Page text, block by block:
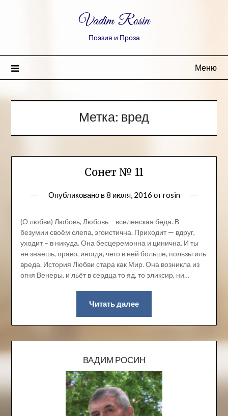
Vadim Rosin
Поэзия и Проза
Меню
Метка: вред
Сонет № 11
Опубликовано в8 июля, 2016 отrosin
(О любви) Любовь, Любовь – вселенская беда. В
безумии своём слепа, эгоистична. Приходит — вдруг,
уходит – в никуда. Она бесцеремонна и цинична. И ты
не знаешь, право, иногда, чего в ней больше, пользы иль
вреда. История Любви стара как Мир. Она возникла из
огня Венеры, и льёт в сердца то яд, то эликсир, ни…
Читать далее
ВАДИМ РОСИН